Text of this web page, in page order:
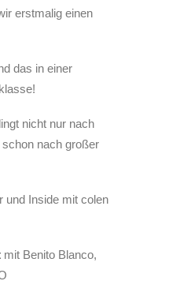
erstmalig einen
das in einer
nicht nur nach
nach großer
und Inside mit colen
mit Benito Blanco,